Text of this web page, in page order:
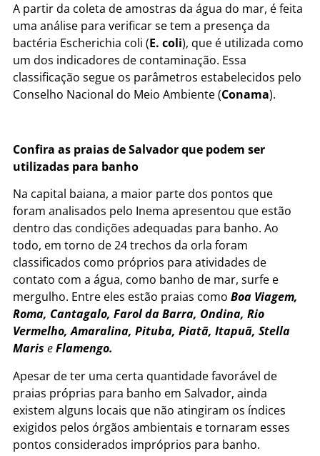
A partir da coleta de amostras da água do mar, é feita
uma análise para verificar se tem a presença da
bactéria Escherichia coli (E. coli), que é utilizada como
um dos indicadores de contaminação. Essa
classificação segue os parâmetros estabelecidos pelo
Conselho Nacional do Meio Ambiente (Conama).
Confira as praias de Salvador que podem ser
utilizadas para banho
Na capital baiana, a maior parte dos pontos que
foram analisados pelo Inema apresentou que estão
dentro das condições adequadas para banho. Ao
todo, em torno de 24 trechos da orla foram
classificados como próprios para atividades de
contato com a água, como banho de mar, surfe e
mergulho. Entre eles estão praias como Boa Viagem,
Roma, Cantagalo, Farol da Barra, Ondina, Rio
Vermelho, Amaralina, Pituba, Piatã, Itapuã, Stella
Maris eFlamengo.
Apesar de ter uma certa quantidade favorável de
praias próprias para banho em Salvador, ainda
existem alguns locais que não atingiram os índices
exigidos pelos órgãos ambientais e tornaram esses
pontos considerados impróprios para banho.